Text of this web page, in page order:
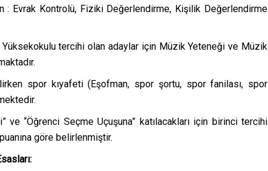
: Evrak Kontrolü, Fiziki Değerlendirme, Kişilik Değerlendirme
tercihi olan adaylar için Müzik Yeteneği ve Müzik
spor kıyafeti (Eşofman, spor şortu, spor fanilası, spor
ve “Öğrenci Seçme Uçuşuna” katılacakları için birinci tercihi
göre belirlenmiştir.